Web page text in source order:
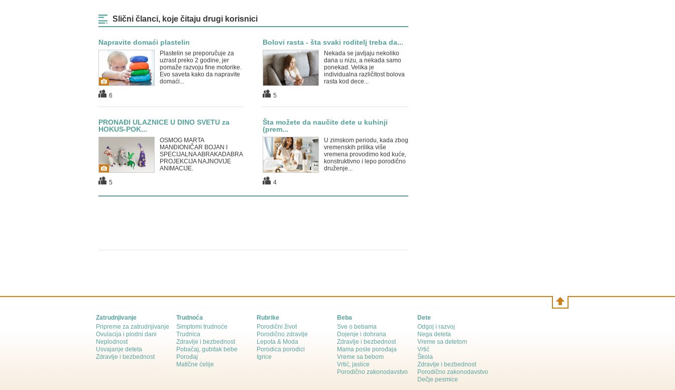
Slični članci, koje čitaju drugi korisnici
Napravite domaći plastelin
Plastelin se preporučuje za
uzrast preko 2 godine, jer
pomaže razvoju fine motorike.
Evo saveta kako da napravite
domaći...
6
Bolovi rasta - šta svaki roditelj treba da...
Nekada se javljaju nekoliko
dana u nizu, a nekada samo
ponekad. Velika je
individualna različitost bolova
rasta kod dece...
5
PRONAĐI ULAZNICE U DINO SVETU za
HOKUS-POK...
OSMOG MARTA
MANĐIONIČAR BOJAN I
SPECIJALNA ABRAKADABRA
PROJEKCIJA NAJNOVIJE
ANIMACIJE.
5
Šta možete da naučite dete u kuhinji
(prem...
U zimskom periodu, kada zbog
vremenskih prilika više
vremena provodimo kod kuće,
konstruktivno i lepo porodično
druženje...
4
Zatrudnjivanje
Pripreme za zatrudnjivanje
Ovulacija i plodni dani
Neplodnost
Usvajanje deteta
Zdravlje i bezbednost
Trudnoća
Simptomi trudnoće
Trudnica
Zdravlje i bezbednost
Pobačaj, gubitak bebe
Porođaj
Matične ćelije
Rubrike
Porodični život
Porodično zdravlje
Lepota & Moda
Porodica porodici
Igrice
Beba
Sve o bebama
Dojenje i dohrana
Zdravlje i bezbednost
Mama posle porođaja
Vreme sa bebom
Vrtić, jaslice
Porodično zakonodavstvo
Dete
Odgoj i razvoj
Nega deteta
Vreme sa detetom
Vrtić
Škola
Zdravlje i bezbednost
Porodično zakonodavstvo
Dečje pesmice